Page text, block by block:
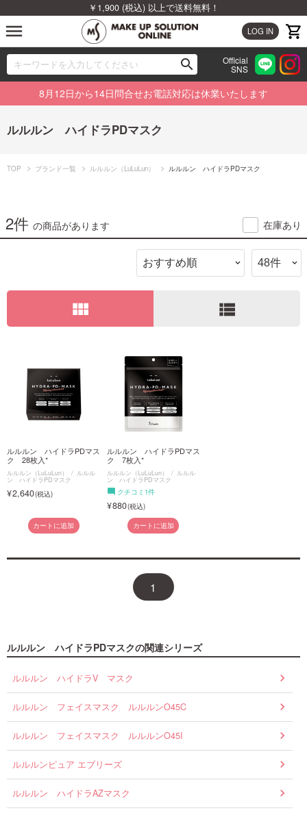
￥1,900 (税込) 以上で送料無料！
LOG IN
menu
search
00
Official
SNS
ブランドから探す
カテゴリから探す
特集から探す
ビューティジャーナルから探す
お問い合わせ
ログイン・新規会員登録
8月12日から14日問合せお電話対応は休業いたします
ルルルン ハイドラPDマスク
TOP ブランド一覧 ルルルン（LuLuLun） ルルルン ハイドラPDマスク
2件 の商品があります 在庫あり
view_module view_list
ルルルン ハイドラPDマス
ク 28枚入*
ルルルン（LuLuLun） ルルル
ン ハイドラPDマスク
2,640
カートに追加
ルルルン ハイドラPDマス
ク 7枚入*
ルルルン（LuLuLun） ルルル
ン ハイドラPDマスク
クチコミ1件
880
カートに追加
1
ルルルン ハイドラPDマスクの関連シリーズ
ルルルン ハイドラV マスク
ルルルン フェイスマスク ルルルンO45C
ルルルン フェイスマスク ルルルンO45I
ルルルンピュア エブリーズ
ルルルン ハイドラAZマスク